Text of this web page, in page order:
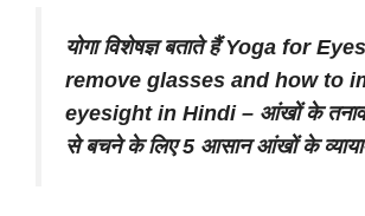
योगा विशेषज्ञ बताते हैं Yoga for
remove glasses and how to
eyesight in Hindi – आंखों के
से बचने के लिए 5 आसान आंखों के